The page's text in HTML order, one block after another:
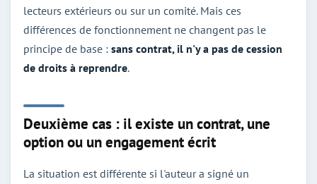
lecteurs extérieurs ou sur un comité. Mais ces
différences de fonctionnement ne changent pas le
principe de base : sans contrat, il n'y a pas de cession
de droits à reprendre.
Deuxième cas : il existe un contrat, une
option ou un engagement écrit
La situation est différente si l'auteur a signé un